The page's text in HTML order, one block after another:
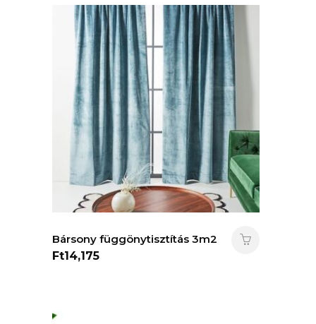
Bársony függönytisztítás 3m2
Ft14,175